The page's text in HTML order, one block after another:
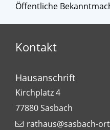
Öffentliche
Kontakt
Hausanschrift
Kirchplatz 4
77880Sasbach
rathaus@sasbach-